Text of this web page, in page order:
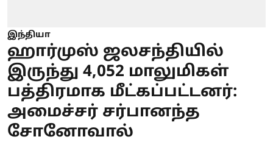
இந்தியா
ஹார்முஸ் ஜலசந்தியில்
இருந்து 4,052 மாலுமிகள்
பத்திரமாக மீட்கப்பட்டனர்:
அமைச்சர் சர்பானந்த
சோனோவால்